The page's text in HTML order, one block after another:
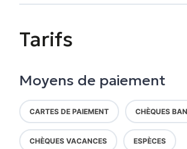
Tarifs
Moyens de paiement
CARTES DE PAIEMENT CHÈQUES
CHÈQUES VACANCES ESPÈCES